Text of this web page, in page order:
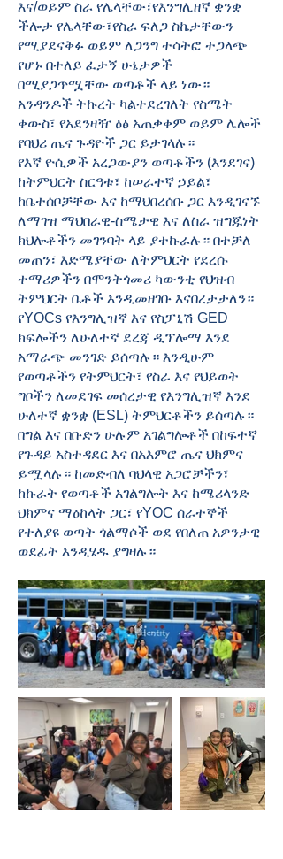
እና/ወይም ስራ የሌላቸው፣የእንግሊዘኛ ቋንቋ
ችሎታ የሌላቸው፣የስራ ፍለጋ ስኬታቸውን
የሚያደናቅፉ ወይም ለጋንግ ተሳትፎ ተጋላጭ
የሆኑ በተለይ ፈታኝ ሁኔታዎች
በሚያጋጥሟቸው ወጣቶች ላይ ነው።
አንዳንዶች ትኩረት ካልተደረገለት የስሜት
ቀውስ፣ የአደንዛዥ ዕፅ አጠቃቀም ወይም ሌሎች
የባህሪ ጤና ጉዳዮች ጋር ይታገላሉ።
የእኛ ዮሲዎች አረጋውያን ወጣቶችን (እንደገና)
ከትምህርት ስርዓቱ፣ ከሠራተኛ ኃይል፣
ከቤተሰቦቻቸው እና ከማህበረሰቡ ጋር እንዲገናኙ
ለማገዝ ማህበራዊ-ስሜታዊ እና ለስራ ዝግጁነት
ክህሎቶችን መገንባት ላይ ያተኩራሉ። በተቻለ
መጠን፣ እድሜያቸው ለትምህርት የደረሱ
ተማሪዎችን በሞንትጎመሪ ካውንቲ የህዝብ
ትምህርት ቤቶች እንዲመዘገቡ እናበረታታለን።
የYOCs የእንግሊዝኛ እና የስፓኒሽ GED
ክፍሎችን ለሁለተኛ ደረጃ ዲፕሎማ እንደ
አማራጭ መንገድ ይሰጣሉ። እንዲሁም
የወጣቶችን የትምህርት፣ የስራ እና የህይወት
ግቦችን ለመደገፍ መሰረታዊ የእንግሊዝኛ እንደ
ሁለተኛ ቋንቋ (ESL) ትምህርቶችን ይሰጣሉ።
በግል እና በቡድን ሁሉም አገልግሎቶች በከፍተኛ
የጉዳይ አስተዳደር እና በአእምሮ ጤና ህክምና
ይሟላሉ። ከመድብለ ባህላዊ አጋሮቻችን፣
ከኩራት የወጣቶች አገልግሎት እና ከሜሪላንድ
ህክምና ማዕከላት ጋር፣ የYOC ሰራተኞች
የተለያዩ ወጣት ጎልማሶች ወደ የበለጠ አዎንታዊ
ወደፊት እንዲሄዱ ያግዛሉ።